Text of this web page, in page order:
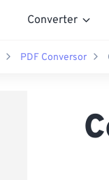
Converter
PDF Conversor